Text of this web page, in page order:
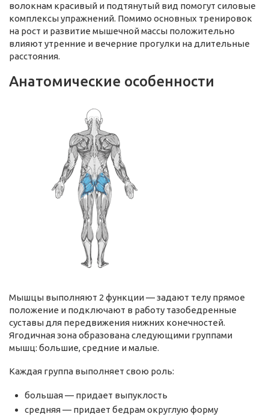
волокнам красивый и подтянутый вид помогут силовые
комплексы упражнений. Помимо основных тренировок
на рост и развитие мышечной массы положительно
влияют утренние и вечерние прогулки на длительные
расстояния.
Анатомические особенности
Мышцы выполняют 2 функции — задают телу прямое
положение и подключают в работу тазобедренные
суставы для передвижения нижних конечностей.
Ягодичная зона образована следующими группами
мышц: большие, средние и малые.
Каждая группа выполняет свою роль:
большая — придает выпуклость
средняя — придает бедрам округлую форму